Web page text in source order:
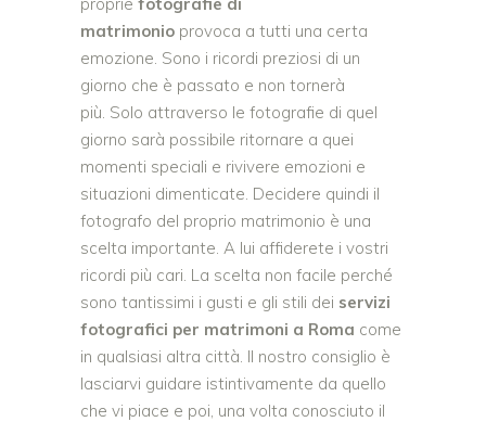
matrimonio provoca a tutti una certa
emozione. Sono i ricordi preziosi di un
giorno che è passato e non tornerà
più. Solo attraverso le fotografie di quel
giorno sarà possibile ritornare a quei
momenti speciali e rivivere emozioni e
situazioni dimenticate. Decidere quindi il
fotografo del proprio matrimonio è una
scelta importante. A lui affiderete i vostri
ricordi più cari. La scelta non facile perché
sono tantissimi i gusti e gli stili dei servizi
fotografici per matrimoni a Roma come
in qualsiasi altra città. Il nostro consiglio è
lasciarvi guidare istintivamente da quello
che vi piace e poi, una volta conosciuto il